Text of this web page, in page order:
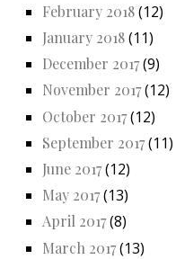
February 2018(12)
January 2018(11)
December 2017(9)
November 2017(12)
October 2017(12)
September 2017(11)
June 2017(12)
May 2017(13)
April 2017(8)
March 2017(13)